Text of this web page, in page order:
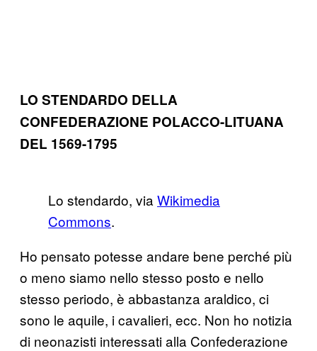
LO STENDARDO DELLA
CONFEDERAZIONE POLACCO-LITUANA
DEL 1569-1795
Lo stendardo, via Wikimedia
Commons.
Ho pensato potesse andare bene perché più
o meno siamo nello stesso posto e nello
stesso periodo, è abbastanza araldico, ci
sono le aquile, i cavalieri, ecc. Non ho notizia
di neonazisti interessati alla Confederazione